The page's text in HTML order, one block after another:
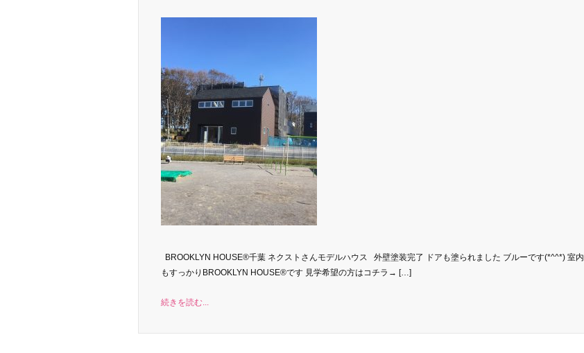
BROOKLYN HOUSE®千葉 ネクストさんモデルハウス 外壁塗装完了 ドアも塗られました ブルーです(*^^*) 室内
もすっかりBROOKLYN HOUSE®です 見学希望の方はコチラ→ […]
続きを読む...